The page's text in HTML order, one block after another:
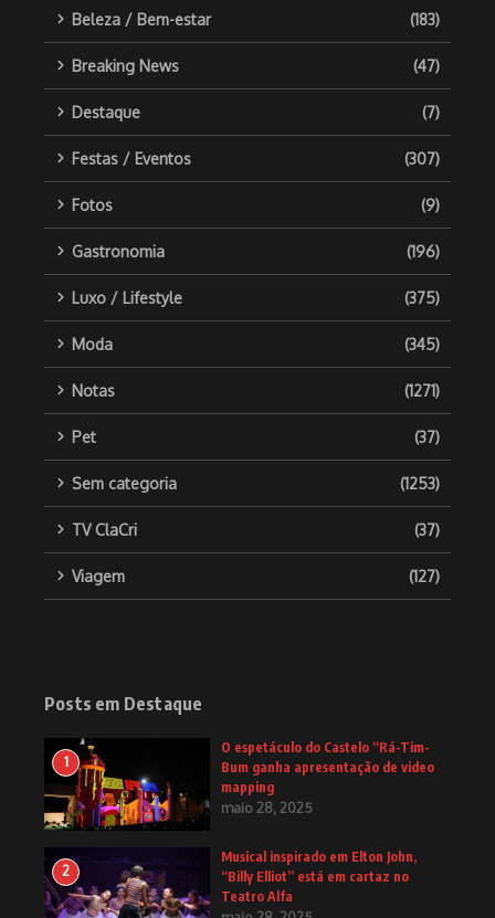
Beleza / Bem-estar (183)
Breaking News (47)
Destaque (7)
Festas / Eventos (307)
Fotos (9)
Gastronomia (196)
Luxo / Lifestyle (375)
Moda (345)
Notas (1271)
Pet (37)
Sem categoria (1253)
TV ClaCri (37)
Viagem (127)
Posts em Destaque
1
O espetáculo do Castelo “Rá-Tim-
Bum ganha apresentação de video
mapping
maio 28, 2025
2
Musical inspirado em Elton John,
“Billy Elliot” está em cartaz no
Teatro Alfa